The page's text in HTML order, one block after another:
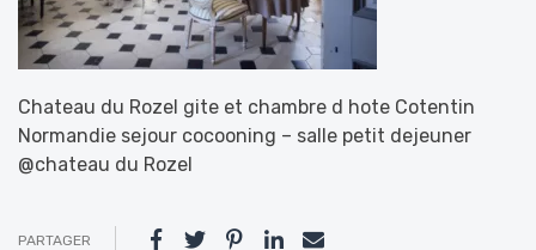
Chateau du Rozel gite et chambre d hote Cotentin
Normandie sejour cocooning – salle petit dejeuner
@chateau du Rozel
PARTAGER